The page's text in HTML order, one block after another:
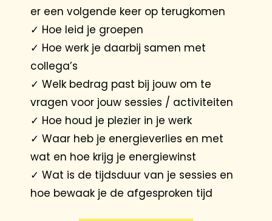
er een volgende keer op terugkomen
✓ Hoe leid je groepen
✓ Hoe werk je daarbij samen met
collega’s
✓ Welk bedrag past bij jouw om te
vragen voor jouw sessies / activiteiten
✓ Hoe houd je plezier in je werk
✓ Waar heb je energieverlies en met
wat en hoe krijg je energiewinst
✓ Wat is de tijdsduur van je sessies en
hoe bewaak je de afgesproken tijd